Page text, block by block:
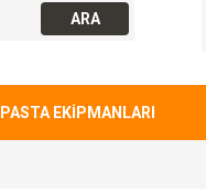
ARA
PASTA EKİPMANLARI